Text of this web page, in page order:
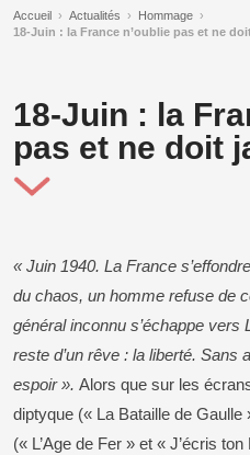
Accueil › Actualités › Hommage ›
18-Juin : la France n’oublie pas et ne
18-Juin : la
pas et ne doit
« Juin 1940. La France
du chaos, un homme refuse de
général inconnu s’échappe vers
reste d’un rêve : la liberté. Sans
espoir ». Alors que sur les
diptyque (« La Bataille de
(« L’Age de Fer » et « J’écris